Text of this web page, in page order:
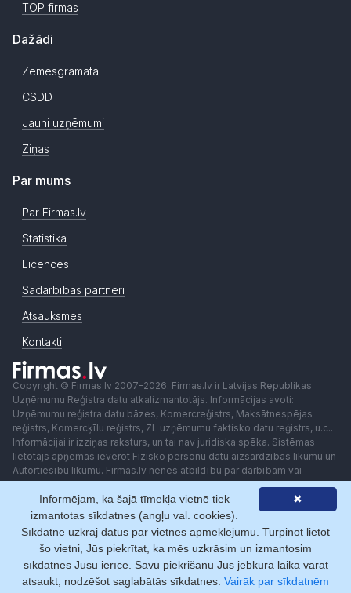
TOP firmas
Dažādi
Zemesgrāmata
CSDD
Jauni uzņēmumi
Ziņas
Par mums
Par Firmas.lv
Statistika
Licences
Sadarbības partneri
Atsauksmes
Kontakti
Copyright © Firmas.lv 2007-2026. Firmas.lv ir Latvijas Republikas
Uzņēmumu Reģistra datu atkalizmantotājs. Informācijas avoti:
Uzņēmumu reģistra datu bāzes, Komercreģistrs, Maksātnespējas
reģistrs, Komercķīlu reģistrs, ZL uzņēmumu faktisko datu reģistrs, u.c..
Informācijai ir izziņas raksturs, un tai nav juridiska spēka. Sistēmas
lietotājs apņemas ievērot Fizisko personu datu aizsardzības likumu un
Autortiesību likumu. Firmas.lv nenes atbildību par darbībām vai
lēmumiem, kas balstīti uz saņemto pakalpojumu. Lietotājam aizliegts
izmantot jebkādas automatizētas sistēmas vai iekārtas (robotus)
piekļuvei sistēmai bez rakstiskas saskaņošanas ar Firmas.lv. Galvenā
redaktore: Ingūna Pempere.
Lietošanas noteikumi
Privātuma politika Norēķini ar
✖
Informējam, ka šajā tīmekļa vietnē tiek
izmantotas sīkdatnes (angļu val. cookies).
Sīkdatne uzkrāj datus par vietnes apmeklējumu. Turpinot lietot
šo vietni, Jūs piekrītat, ka mēs uzkrāsim un izmantosim
sīkdatnes Jūsu ierīcē. Savu piekrišanu Jūs jebkurā laikā varat
atsaukt, nodzēšot saglabātās sīkdatnes. Vairāk par sīkdatnēm